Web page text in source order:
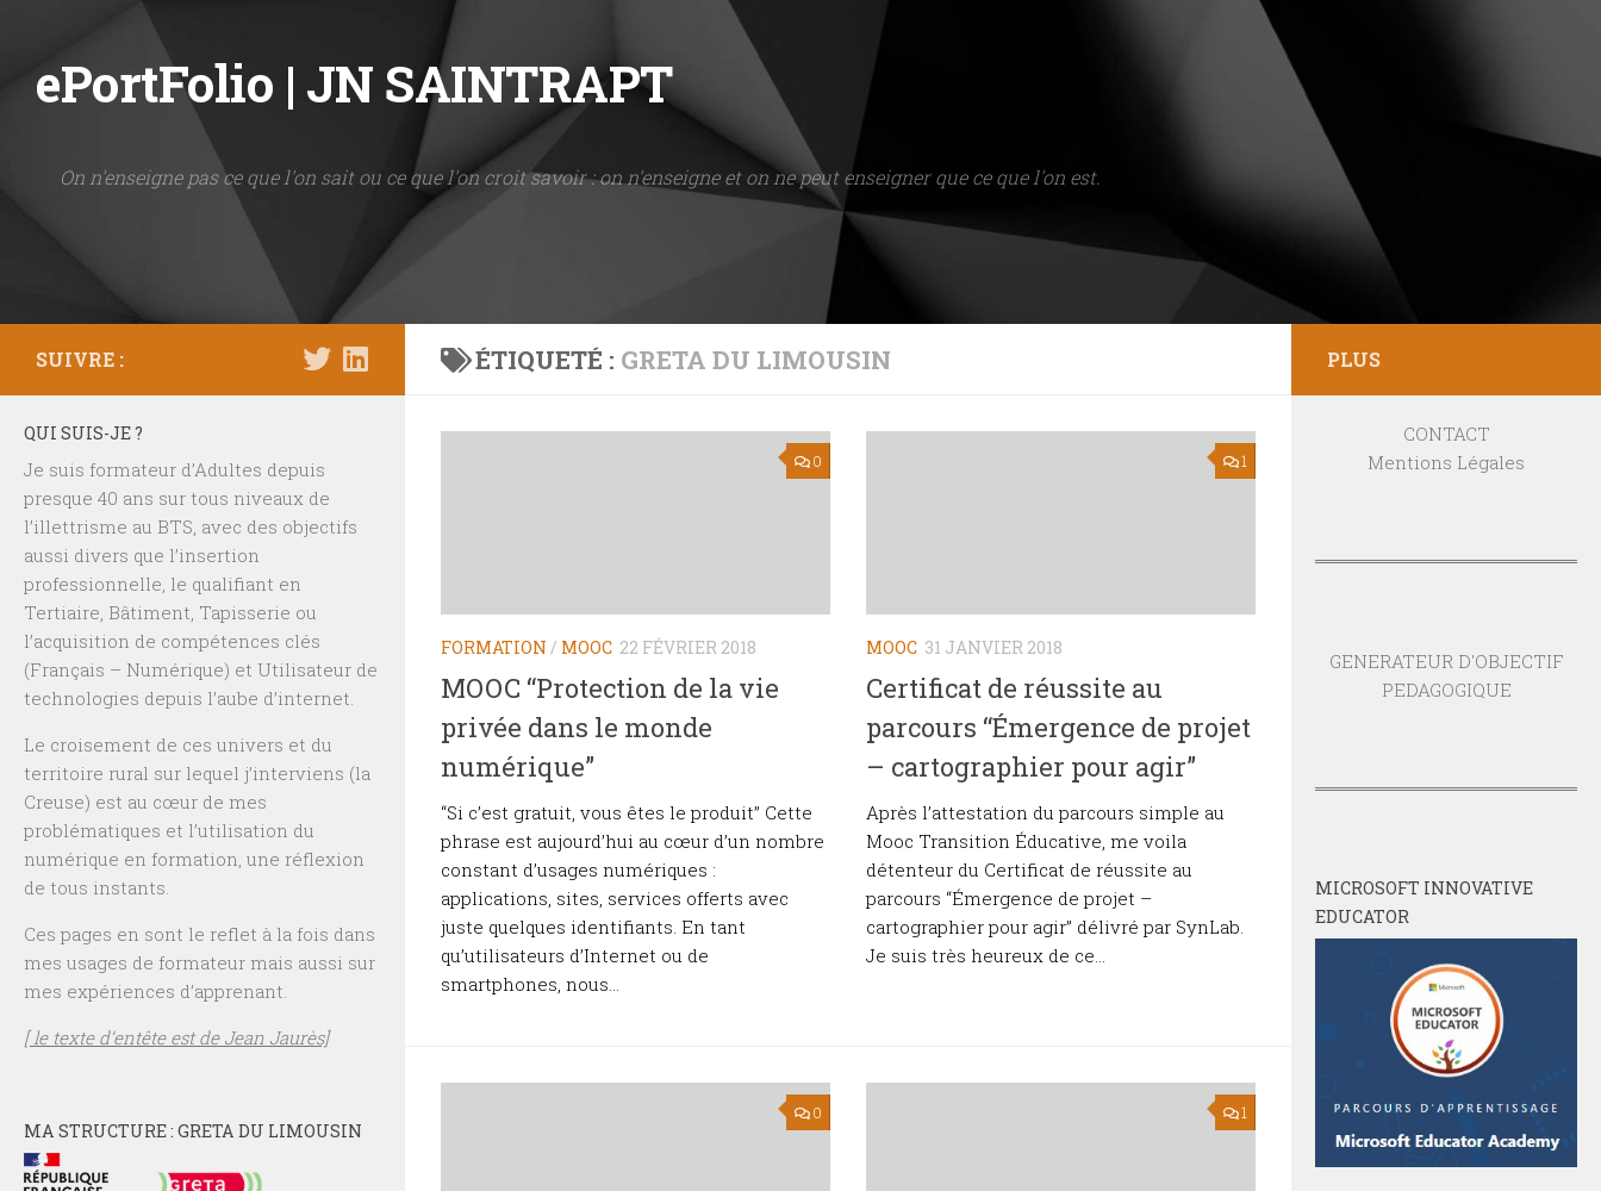
Skip to content
ePortFolio | JN SAINTRAPT
On n'enseigne pas ce que l'on sait ou ce que l'on croit savoir : on n'enseigne et on ne peut enseigner que ce que l'on est.
ÉTIQUETÉ : GRETA DU LIMOUSIN
0
FORMATION / MOOC 22 FÉVRIER 2018
MOOC “Protection de la vie
privée dans le monde
numérique”
“Si c’est gratuit, vous êtes le produit” Cette
phrase est aujourd’hui au cœur d’un nombre
constant d’usages numériques :
applications, sites, services offerts avec
juste quelques identifiants. En tant
qu’utilisateurs d’Internet ou de
smartphones, nous...
1
MOOC 31 JANVIER 2018
Certificat de réussite au
parcours “Émergence de projet
– cartographier pour agir”
Après l’attestation du parcours simple au
Mooc Transition Éducative, me voila
détenteur du Certificat de réussite au
parcours “Émergence de projet –
cartographier pour agir” délivré par SynLab.
Je suis très heureux de ce...
0 1
SUIVRE :
QUI SUIS-JE ?
Je suis formateur d’Adultes depuis
presque 40 ans sur tous niveaux de
l’illettrisme au BTS, avec des objectifs
aussi divers que l’insertion
professionnelle, le qualifiant en
Tertiaire, Bâtiment, Tapisserie ou
l’acquisition de compétences clés
(Français – Numérique) et Utilisateur de
technologies depuis l’aube d’internet.
Le croisement de ces univers et du
territoire rural sur lequel j’interviens (la
Creuse) est au cœur de mes
problématiques et l’utilisation du
numérique en formation, une réflexion
de tous instants.
Ces pages en sont le reflet à la fois dans
mes usages de formateur mais aussi sur
mes expériences d’apprenant.
[ le texte d’entête est de Jean Jaurès]
MA STRUCTURE : GRETA DU LIMOUSIN
PLUS
CONTACT
Mentions Légales
GENERATEUR D'OBJECTIF
PEDAGOGIQUE
MICROSOFT INNOVATIVE
EDUCATOR